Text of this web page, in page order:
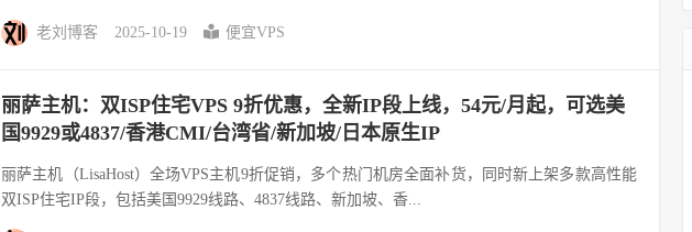
老刘博客 2025-10-19 便宜VPS
丽萨主机：双ISP住宅VPS 9折优惠，全新IP段上线，54元/月起，可选美
国9929或4837/香港CMI/台湾省/新加坡/日本原生IP
丽萨主机（LisaHost）全场VPS主机9折促销，多个热门机房全面补货，同时新上架多款高性能
双ISP住宅IP段，包括美国9929线路、4837线路、新加坡、香...